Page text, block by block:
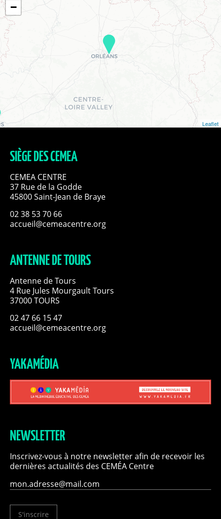
−
Leaflet
SIÈGE DES CEMEA
CEMEA CENTRE
37 Rue de la Godde
45800 Saint-Jean de Braye
02 38 53 70 66
accueil@cemeacentre.org
ANTENNE DE TOURS
Antenne de Tours
4 Rue Jules Mourgault Tours
37000 TOURS
02 47 66 15 47
accueil@cemeacentre.org
YAKAMÉDIA
NEWSLETTER
Inscrivez-vous à notre newsletter afin de recevoir les
dernières actualités des CEMÉA Centre
S'inscrire